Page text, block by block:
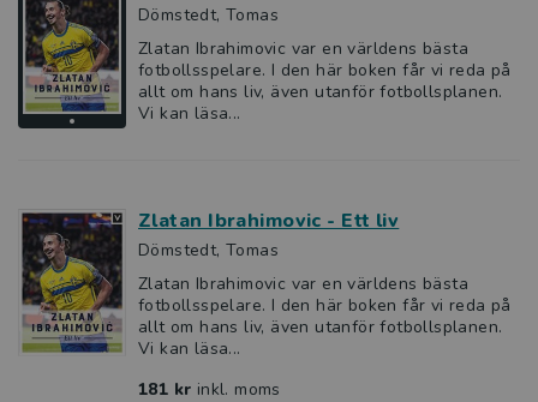
Dömstedt, Tomas
Zlatan Ibrahimovic var en världens bästa
fotbollsspelare. I den här boken får vi reda på
allt om hans liv, även utanför fotbollsplanen.
Vi kan läsa...
Zlatan Ibrahimovic - Ett liv
Dömstedt, Tomas
Zlatan Ibrahimovic var en världens bästa
fotbollsspelare. I den här boken får vi reda på
allt om hans liv, även utanför fotbollsplanen.
Vi kan läsa...
181 kr inkl. moms